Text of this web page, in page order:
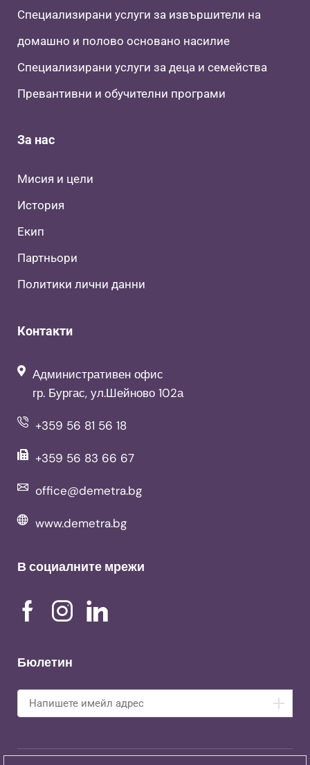
Специализирани услуги за извършители на
домашно и полово основано насилие
Специализирани услуги за деца и семейства
Превантивни и обучителни програми
За нас
Мисия и цели
История
Екип
Партньори
Политики лични данни
Контакти
Административен офис
гр. Бургас, ул.Шейново 102а
+359 56 81 56 18
+359 56 83 66 67
office@demetra.bg
www.demetra.bg
В социалните мрежи
Бюлетин